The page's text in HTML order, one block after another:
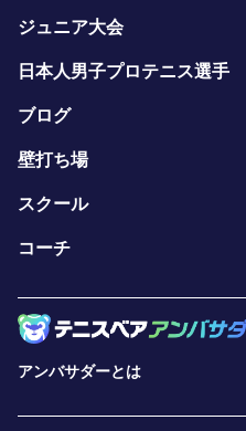
ジュニア大会
日本人男子プロテニス選手
ブログ
壁打ち場
スクール
コーチ
アンバサダーとは